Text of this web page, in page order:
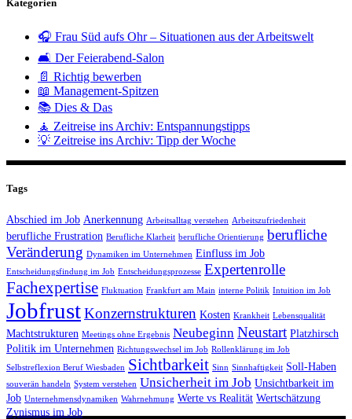
Kategorien
🎧 Frau Süd aufs Ohr – Situationen aus der Arbeitswelt
🛋️ Der Feierabend-Salon
📄 Richtig bewerben
📖 Management-Spitzen
📚 Dies & Das
🧘 Zeitreise ins Archiv: Entspannungstipps
💡 Zeitreise ins Archiv: Tipp der Woche
Tags
Abschied im Job Anerkennung Arbeitsalltag verstehen Arbeitszufriedenheit
berufliche Frustration Berufliche Klarheit berufliche Orientierung berufliche
Veränderung Dynamiken im Unternehmen Einfluss im Job
Entscheidungsfindung im Job Entscheidungsprozesse Expertenrolle
Fachexpertise Fluktuation Frankfurt am Main interne Politik Intuition im Job
JobfrustKonzernstrukturen Kosten Krankheit Lebensqualität
Machtstrukturen Meetings ohne Ergebnis Neubeginn Neustart Platzhirsch
Politik im Unternehmen Richtungswechsel im Job Rollenklärung im Job
Selbstreflexion Beruf Wiesbaden Sichtbarkeit Sinn Sinnhaftigkeit Soll-Haben
souverän handeln System verstehen Unsicherheit im Job Unsichtbarkeit im
Job Unternehmensdynamiken Wahrnehmung Werte vs Realität Wertschätzung
Zynismus im Job